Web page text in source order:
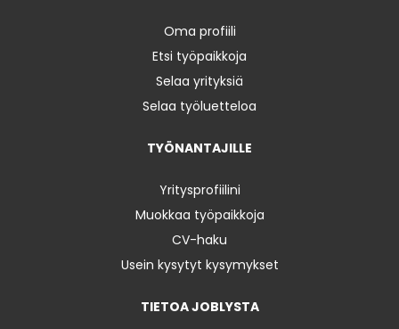
Oma profiili
Etsi työpaikkoja
Selaa yrityksiä
Selaa työluetteloa
TYÖNANTAJILLE
Yritysprofiilini
Muokkaa työpaikkoja
CV-haku
Usein kysytyt kysymykset
TIETOA JOBLYSTA